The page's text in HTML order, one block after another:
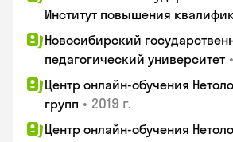
Институт повышения
Новосибирский
педагогический университет •
Центр онлайн-обучения
групп • 2019 г.
Центр онлайн-обучения